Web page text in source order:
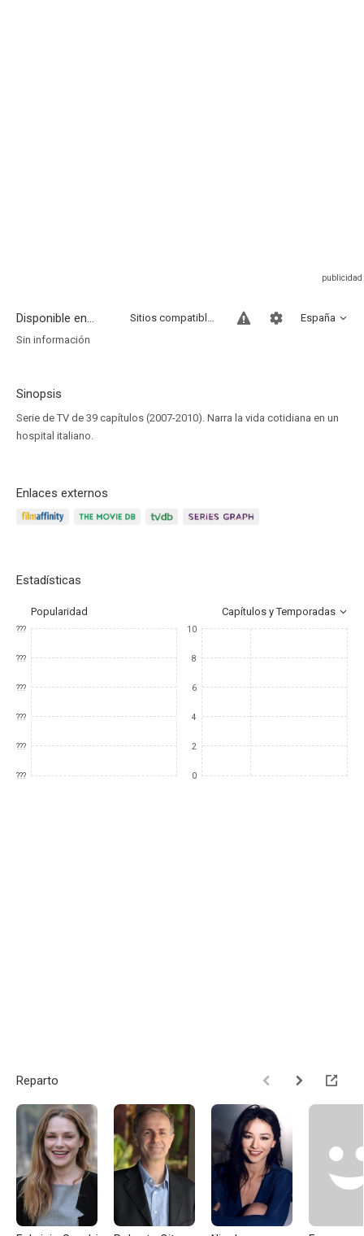
Disponible en... España
Sitios compatibles
Sin información
Sinopsis
Serie de TV de 39 capítulos (2007-2010). Narra la vida cotidiana en un
hospital italiano.
Enlaces externos
Estadísticas
Popularidad Capítulos y Temporadas
???
???
???
???
???
???
10
8
6
4
2
0
Reparto